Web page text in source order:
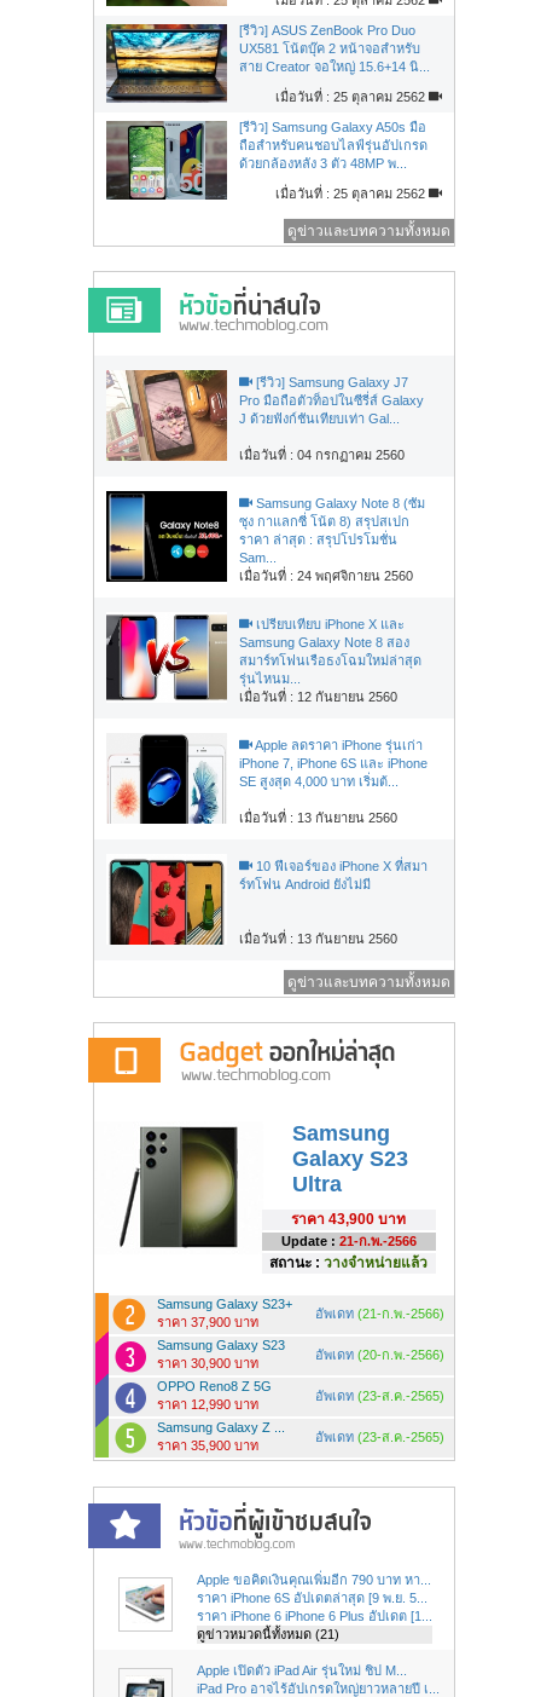
[รีวิว] ASUS ZenBook Pro Duo
UX581 โน้ตบุ๊ค 2 หน้าจอสำหรับ
สาย Creator จอใหญ่ 15.6+14 นิ...
เมื่อวันที่ : 25 ตุลาคม 2562
[รีวิว] Samsung Galaxy A50s มือ
ถือสำหรับคนชอบไลฟ์รุ่นอัปเกรด
ด้วยกล้องหลัง 3 ตัว 48MP พ...
เมื่อวันที่ : 25 ตุลาคม 2562
ดูข่าวและบทความทั้งหมด
[รีวิว] Samsung Galaxy J7
Pro มือถือตัวท็อปในซีรี่ส์ Galaxy
J ด้วยฟังก์ชันเทียบเท่า Gal...
เมื่อวันที่ : 04 กรกฏาคม 2560
Samsung Galaxy Note 8 (ซัม
ซุง กาแลกซี่ โน้ต 8) สรุปสเปก
ราคา ล่าสุด : สรุปโปรโมชั่น
Sam...
เมื่อวันที่ : 24 พฤศจิกายน 2560
เปรียบเทียบ iPhone X และ
Samsung Galaxy Note 8 สอง
สมาร์ทโฟนเรือธงโฉมใหม่ล่าสุด
รุ่นไหนม...
เมื่อวันที่ : 12 กันยายน 2560
Apple ลดราคา iPhone รุ่นเก่า
iPhone 7, iPhone 6S และ iPhone
SE สูงสุด 4,000 บาท เริ่มต้...
เมื่อวันที่ : 13 กันยายน 2560
10 ฟีเจอร์ของ iPhone X ที่สมา
ร์ทโฟน Android ยังไม่มี
เมื่อวันที่ : 13 กันยายน 2560
ดูข่าวและบทความทั้งหมด
Samsung
Galaxy S23
Ultra
ราคา 43,900 บาท
Update : 21-ก.พ.-2566
สถานะ : วางจำหน่ายแล้ว
Samsung Galaxy S23+
ราคา 37,900 บาท
อัพเดท (21-ก.พ.-2566)
Samsung Galaxy S23
ราคา 30,900 บาท
อัพเดท (20-ก.พ.-2566)
OPPO Reno8 Z 5G
ราคา 12,990 บาท
อัพเดท (23-ส.ค.-2565)
Samsung Galaxy Z ...
ราคา 35,900 บาท
อัพเดท (23-ส.ค.-2565)
Apple ขอคิดเงินคุณเพิ่มอีก 790 บาท หา...
ราคา iPhone 6S อัปเดตล่าสุด [9 พ.ย. 5...
ราคา iPhone 6 iPhone 6 Plus อัปเดต [1...
ดูข่าวหมวดนี้ทั้งหมด (21)
Apple เปิดตัว iPad Air รุ่นใหม่ ชิป M...
iPad Pro อาจไร้อัปเกรดใหญ่ยาวหลายปี เ...